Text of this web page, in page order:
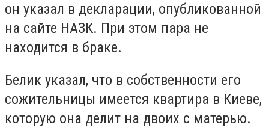
он указал в декларации, опубликованной
на сайте НАЗК. При этом пара не
находится в браке.
Белик указал, что в собственности его
сожительницы имеется квартира в Киеве,
которую она делит на двоих с матерью.